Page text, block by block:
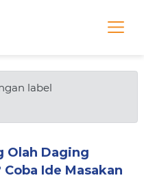
label
Olah Daging
Coba Ide Masakan